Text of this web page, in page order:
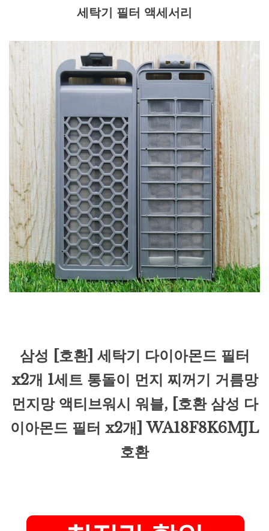
세탁기 필터 액세서리
삼성 [호환] 세탁기 다이아몬드 필터
x2개 1세트 통돌이 먼지 찌꺼기 거름망
먼지망 액티브워시 워블, [호환 삼성 다
이아몬드 필터 x2개] WA18F8K6MJL
호환